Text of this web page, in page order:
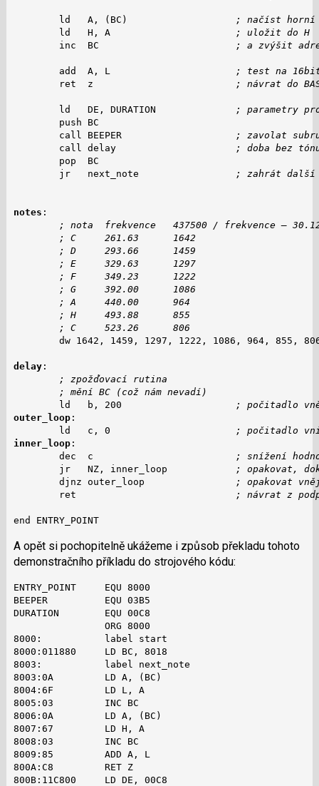
        ld   A, (BC)
; načíst horní
        ld   H, A
; uložit do H
        inc  BC
; a zvýšit
        add  A, L
; test na
        ret  z
; návrat do
        ld   DE, DURATION
; parametry
        push BC
        call BEEPER
; zavolat
        call delay
; doba bez
        pop  BC
        jr   next_note
; zahrát další
notes :
; nota  frekvence   437500 / frekvence –
; C     261.63      1642
; D     293.66      1459
; E     329.63      1297
; F     349.23      1222
; G     392.00      1086
; A     440.00      964
; H     493.88      855
; C     523.26      806
dw 1642, 1459, 1297, 1222, 1086, 964, 855,
delay:
; zpožďovací rutina
; mění BC (což nám nevadí)
        ld   b, 200
; počitadlo
outer_loop:
        ld   c, 0
; počitadlo
inner_loop:
        dec  c
; snížení
        jr   NZ, inner_loop
; opakovat,
        djnz outer_loop
; opakovat
        ret
; návrat z
end ENTRY_POINT
A opět si pochopitelně ukážeme i způsob překladu tohoto
demonstračního příkladu do strojového kódu:
ENTRY_POINT     EQU 8000
BEEPER          EQU 03B5
DURATION        EQU 00C8
                ORG 8000
8000:           label start
8000:011880     LD BC, 8018
8003:           label next_note
8003:0A         LD A, (BC)
8004:6F         LD L, A
8005:03         INC BC
8006:0A         LD A, (BC)
8007:67         LD H, A
8008:03         INC BC
8009:85         ADD A, L
800A:C8         RET Z
800B:11C800     LD DE, 00C8